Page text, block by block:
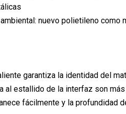
nuevo polietileno
garantiza la identidad del
al estallido de la interfaz son
fácilmente y la profundidad